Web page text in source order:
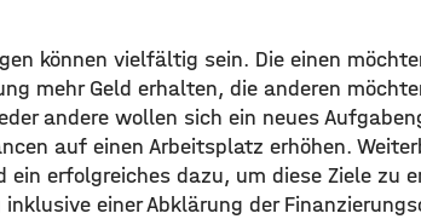
können vielfältig sein. Die einen
mehr Geld erhalten, die anderen
andere wollen sich ein neues
auf einen Arbeitsplatz erhöhen.
erfolgreiches dazu, um diese Ziele zu
einer Abklärung der